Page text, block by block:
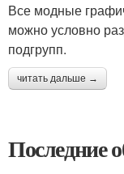
Все модные
можно условно
подгрупп.
читать дальше →
Последние